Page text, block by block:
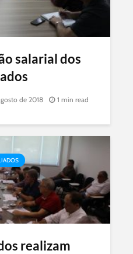
salarial dos
de 2018 1 min read
realizam